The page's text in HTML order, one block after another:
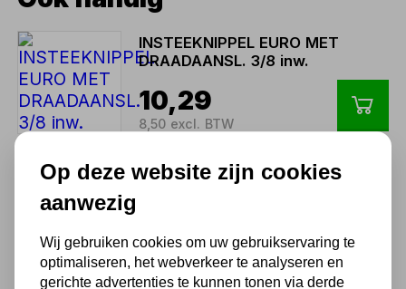
INSTEEKNIPPEL EURO MET
DRAADAANSL. 3/8 inw.
10,29
8,50 excl. BTW
10,29
8,50 excl. BTW
Op deze website zijn cookies
aanwezig
Wij gebruiken cookies om uw gebruikservaring te
optimaliseren, het webverkeer te analyseren en
gerichte advertenties te kunnen tonen via derde